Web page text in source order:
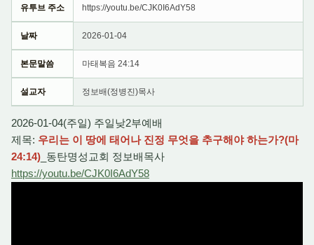
유투브 주소 https://youtu.be/CJK0I6AdY58
날짜 2026-01-04
본문말씀 마태복음 24:14
설교자 정보배(정병진)목사
2026-01-04(주일) 주일낮2부예배
제목: 우리는 이 땅에 태어나 진정 무엇을 추구해야 하는가?(마
24:14) _동탄명성교회 정보배목사
https://youtu.be/CJK0I6AdY58